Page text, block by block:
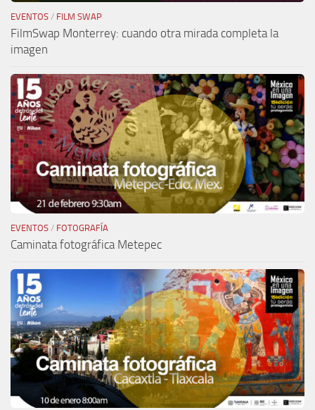
EVENTOS / FILM SWAP
FilmSwap Monterrey: cuando otra mirada completa la
imagen
EVENTOS / FOTOGRAFÍA
Caminata fotográfica Metepec